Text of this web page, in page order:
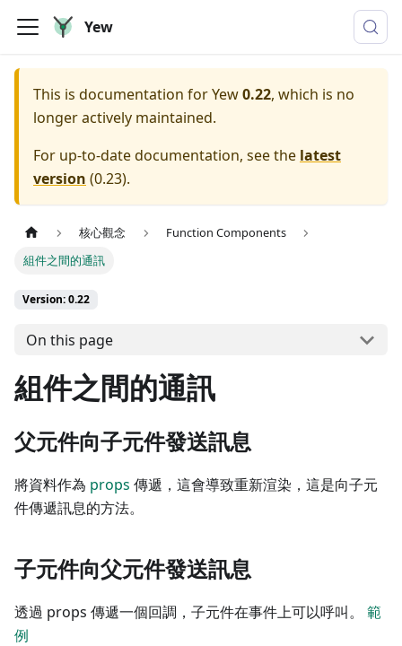
Yew
This is documentation forYew0.22, which is no
longer actively maintained.
For up-to-date documentation, see the latest
version (0.23).
核心觀念
Function Components
組件之間的通訊
Version: 0.22
On this page
組件之間的通訊
父元件向子元件發送訊息
將資料作為 props 傳遞，這會導致重新渲染，這是向子元
件傳遞訊息的方法。
子元件向父元件發送訊息
透過 props 傳遞一個回調，子元件在事件上可以呼叫。 範
例